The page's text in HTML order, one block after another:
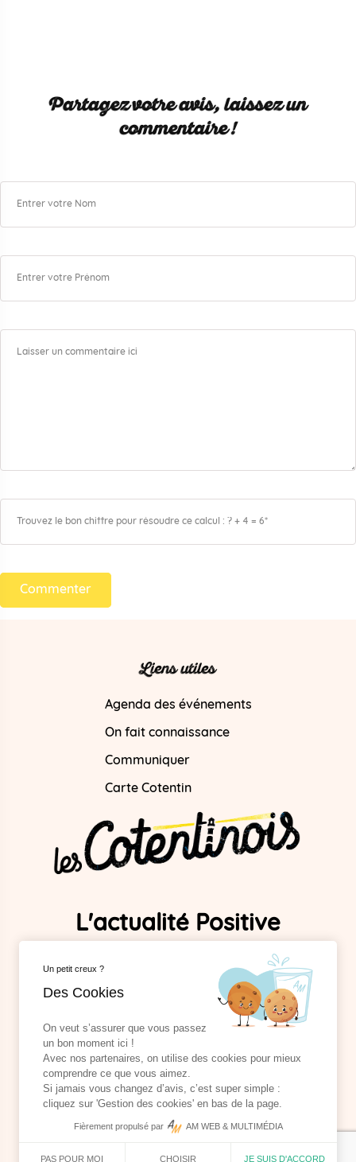
Partagez votre avis, laissez un
commentaire !
Commenter
Liens utiles
Agenda des événements
On fait connaissance
Communiquer
Carte Cotentin
L'actualité Positive
Dans Le Cotentin !
Mentions légales
Données personnelles
Cookies
Rejoignez lateamcotentinois !
Un petit creux ?
Des Cookies
On veut s’assurer que vous passez
un bon moment ici !
Avec nos partenaires, on utilise des cookies pour mieux
comprendre ce que vous aimez.
Si jamais vous changez d’avis, c’est super simple :
cliquez sur 'Gestion des cookies' en bas de la page.
Fièrement propulsé par AM WEB & MULTIMÉDIA
PAS POUR MOI CHOISIR JE SUIS D'ACCORD